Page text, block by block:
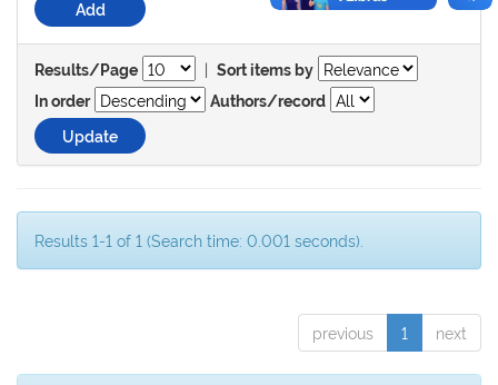
Results/Page | Sort items by
In order
Authors/record
Results 1-1 of 1 (Search time: 0.001 seconds).
previous 1 next